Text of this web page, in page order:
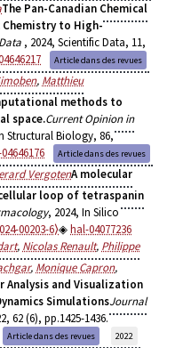
The Pan-Canadian Chemical
Chemistry to High-
, 2024, Scientific Data, 11,
Article dans des revues
, Matthieu
methods to
space.Current Opinion in
Structural Biology, 86,
Article dans des revues
VergotenA molecular
loop of tetraspanin
, 2024, In Silico
00203-6⟩ hal-04077236
, Nicolas Renault, Philippe
, Monique Capron,
Analysis and Visualization
SimulationsJournal
62 (6), pp.1425-1436.
Article dans des revues 2022